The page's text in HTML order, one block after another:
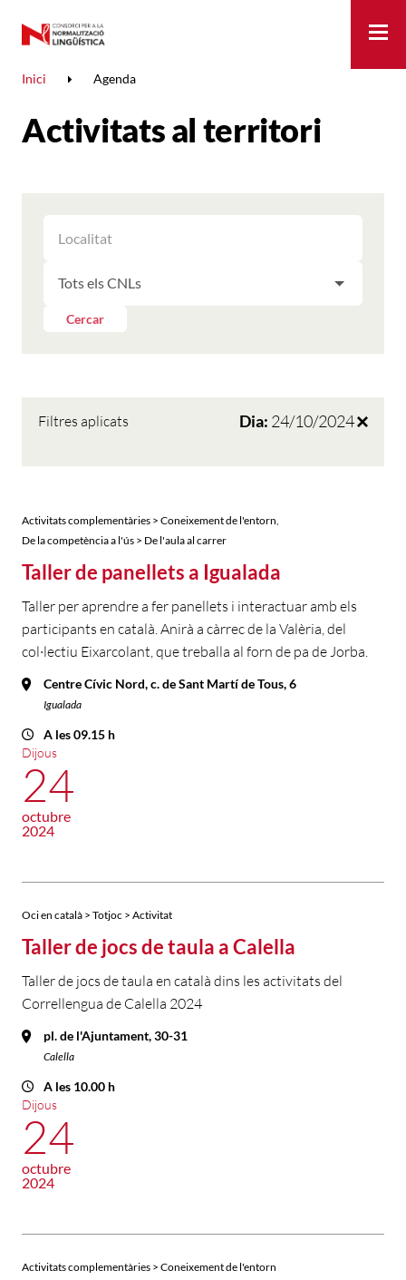
Inici Agenda
Activitats al territori
ELS
RESULTATS
LES
PER
LES
Cercar
Filtres aplicats Dia: 24/10/2024
Activitats complementàries > Coneixement de l'entorn
De la competència a l'ús > De l'aula al carrer
Taller de panellets a Igualada
Taller per aprendre a fer panellets i interactuar amb els
participants en català. Anirà a càrrec de la Valèria, del
col·lectiu Eixarcolant, que treballa al forn de pa de Jorba.
Centre Cívic Nord, c. de Sant Martí de Tous, 6
Igualada
A les 09.15 h
Dijous
24
octubre
2024
Oci en català > Totjoc > Activitat
Taller de jocs de taula a Calella
Taller de jocs de taula en català dins les activitats del
Correllengua de Calella 2024
pl. de l'Ajuntament, 30-31
Calella
A les 10.00 h
Dijous
24
octubre
2024
Activitats complementàries > Coneixement de l'entorn